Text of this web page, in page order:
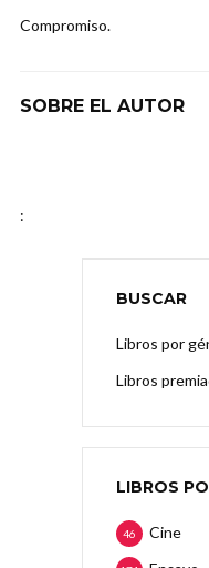
Compromiso.
SOBRE EL AUTOR
:
BUSCAR
Libros por
Libros
LIBROS
Cine
46